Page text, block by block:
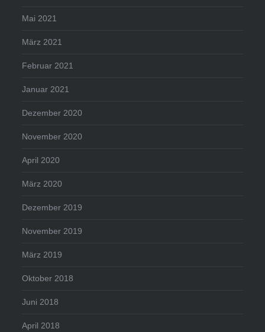
Mai 2021
März 2021
Februar 2021
Januar 2021
Dezember 2020
November 2020
April 2020
März 2020
Dezember 2019
November 2019
März 2019
Oktober 2018
Juni 2018
April 2018